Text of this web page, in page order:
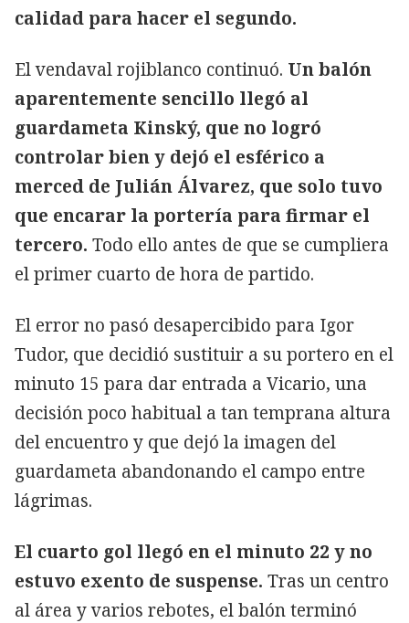
calidad para hacer el segundo.
El vendaval rojiblanco continuó. Un balón
aparentemente sencillo llegó al
guardameta Kinský, que no logró
controlar bien y dejó el esférico a
merced de Julián Álvarez, que solo tuvo
que encarar la portería para firmar el
tercero. Todo ello antes de que se cumpliera
el primer cuarto de hora de partido.
El error no pasó desapercibido para Igor
Tudor, que decidió sustituir a su portero en el
minuto 15 para dar entrada a Vicario, una
decisión poco habitual a tan temprana altura
del encuentro y que dejó la imagen del
guardameta abandonando el campo entre
lágrimas.
El cuarto gol llegó en el minuto 22 y no
estuvo exento de suspense. Tras un centro
al área y varios rebotes, el balón terminó